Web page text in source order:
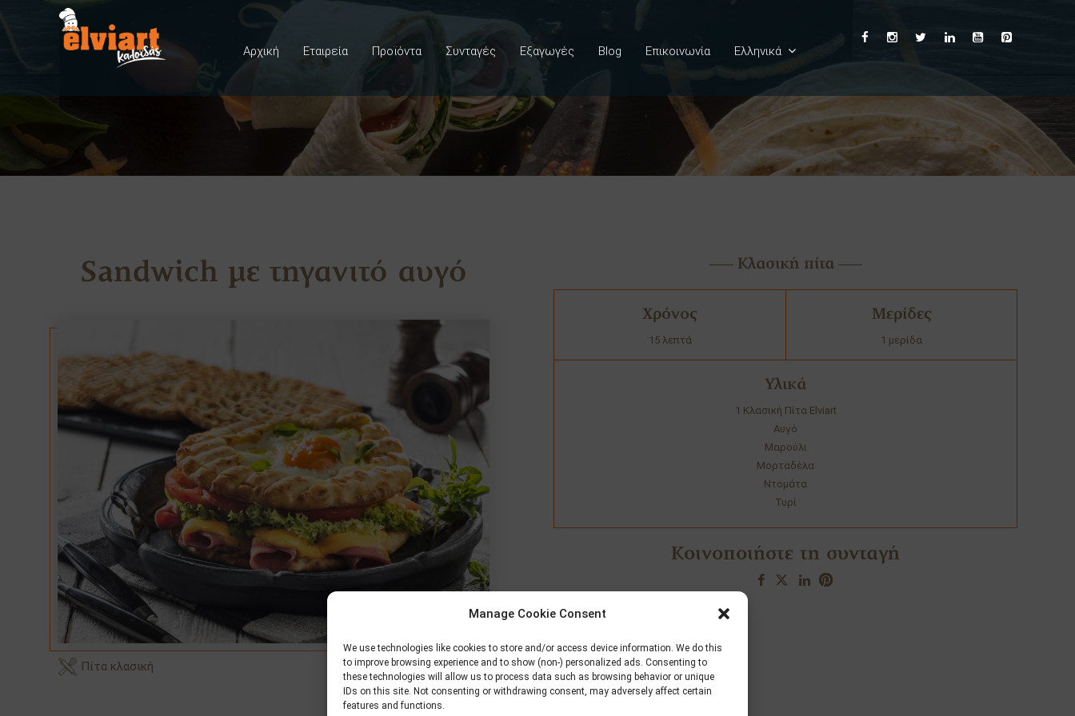
Manage Cookie Consent
We use technologies like cookies to store and/or access device information. We do this
to improve browsing experience and to show (non-) personalized ads. Consenting to
these technologies will allow us to process data such as browsing behavior or unique
IDs on this site. Not consenting or withdrawing consent, may adversely affect certain
features and functions.
Αρχική Εταιρεία Προϊόντα Συνταγές Εξαγωγές Blog Επικοινωνία Ελληνικά
Français
Sandwich με τηγανιτό αυγό
Πίτα κλασική
Κλασική πίτα
Χρόνος
15 λεπτά
Μερίδες
1 μερίδα
Υλικά
1 Κλασική Πίτα Elviart
Αυγό
Μαρούλι
Μορταδέλα
Ντομάτα
Τυρί
Κοινοποιήστε τη συνταγή